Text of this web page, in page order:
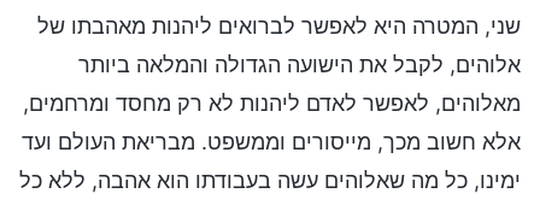
שני, המטרה היא לאפשר לברואים ליהנות מאהבתו של
אלוהים, לקבל את הישועה הגדולה והמלאה ביותר
מאלוהים, לאפשר לאדם ליהנות לא רק מחסד ומרחמים,
אלא חשוב מכך, מייסורים וממשפט. מבריאת העולם ועד
ימינו, כל מה שאלוהים עשה בעבודתו הוא אהבה, ללא כל